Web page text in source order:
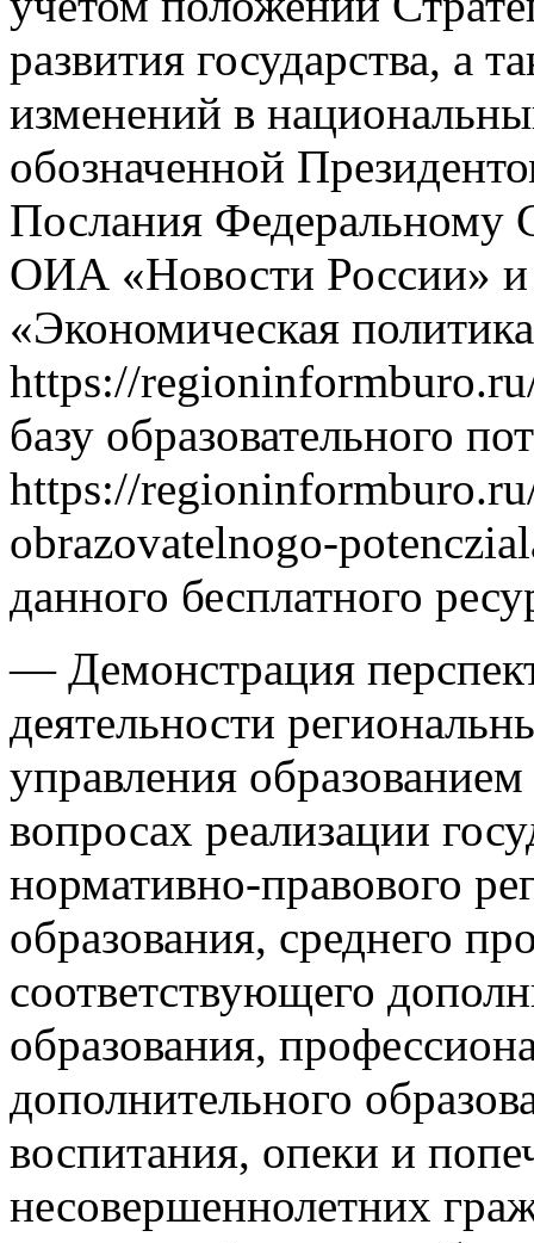
развития государства, а
изменений в
обозначенной
Послания Федеральному
ОИА «Новости России» и
«Экономическая
https://
базу образовательного
https://
obrazovatelnogo-
данного бесплатного
— Демонстрация
деятельности
управления
вопросах реализации
нормативно-правового
образования, среднего
соответствующего
образования,
дополнительного
воспитания, опеки и
несовершеннолетних